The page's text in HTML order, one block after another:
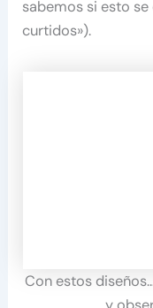
sabemos si esto
curtidos»).
Con estos